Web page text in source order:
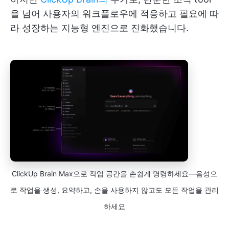
을 넘어 사용자의 워크플로우에 적응하고 필요에 따
라 성장하는 지능형 엔진으로 진화했습니다.
ClickUp Brain Max으로 작업 공간을 손쉽게 명령하세요—음성으
로 작업을 생성, 요약하고, 손을 사용하지 않고도 모든 작업을 관리
하세요